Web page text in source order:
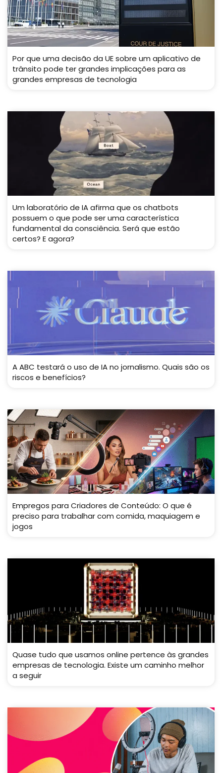
Por que uma decisão da UE sobre um aplicativo de
trânsito pode ter grandes implicações para as
grandes empresas de tecnologia
Um laboratório de IA afirma que os chatbots
possuem o que pode ser uma característica
fundamental da consciência. Será que estão
certos? E agora?
A ABC testará o uso de IA no jornalismo. Quais são os
riscos e benefícios?
Empregos para Criadores de Conteúdo: O que é
preciso para trabalhar com comida, maquiagem e
jogos
Quase tudo que usamos online pertence às grandes
empresas de tecnologia. Existe um caminho melhor
a seguir